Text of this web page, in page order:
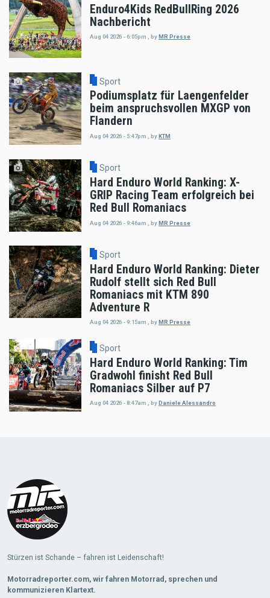
Enduro4Kids RedBullRing 2026
Nachbericht
Aug 04 2026 - 6:05pm byMR Presse
Sport
Podiumsplatz für Laengenfelder
beim anspruchsvollen MXGP von
Flandern
Aug 04 2026 - 5:47pm byKTM
Sport
Hard Enduro World Ranking: X-
GRIP Racing Team erfolgreich bei
Red Bull Romaniacs
Aug 04 2026 - 9:46am byMR Presse
Sport
Hard Enduro World Ranking: Dieter
Rudolf stellt sich Red Bull
Romaniacs mit KTM 890
Adventure R
Aug 04 2026 - 9:15am , byMR Presse
Sport
Hard Enduro World Ranking: Tim
Gradwohl finisht Red Bull
Romaniacs Silber auf P7
Aug 04 2026 - 8:47am byDaniele Alessandro
Stürzen ist Schande – fahren ist Leidenschaft!
Motorradreporter.com, wir fahren Motorrad, sprechen und
kommunizieren Klartext.